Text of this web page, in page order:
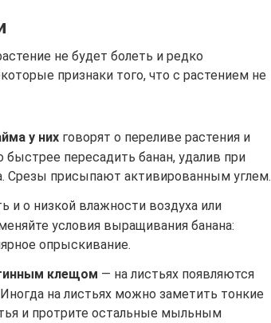
не будет болеть и редко
признаки того, что с растением не
у них говорят о переливе растения и
пересадить банан, удалив при
Срезы присыпают активированным углем.
и о низкой влажности воздуха или
условия выращивания банана:
опрыскивание.
клещом — на листьях появляются
на листьях можно заметить тонкие
и протрите остальные мыльным